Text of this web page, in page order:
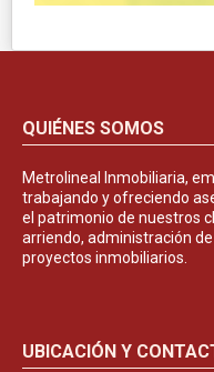
QUIÉNES SOMOS
Metrolineal Inmobiliaria,
trabajando y ofreciendo
el patrimonio de nuestros
arriendo, administración
proyectos inmobiliarios.
UBICACIÓN Y